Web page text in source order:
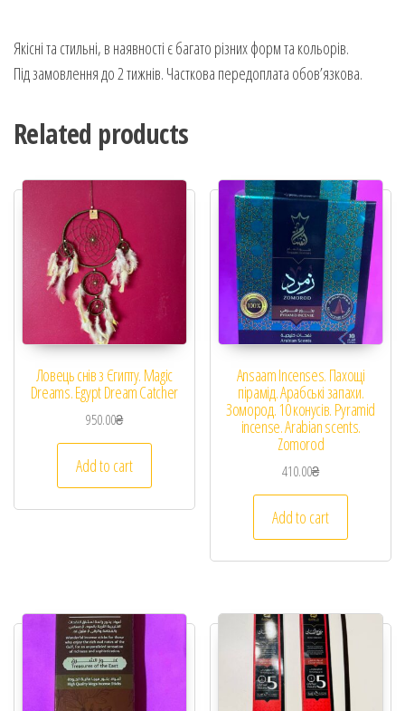
Якісні та стильні, в наявності є багато різних форм та кольорів.
Під замовлення до 2 тижнів. Часткова передоплата обов’язкова.
Related products
Ловець снів з Єгипту. Magic
Dreams. Egypt Dream Catcher
950.00₴
Add to cart
Ansaam Incenses. Пахощі
пірамід. Арабські запахи.
Зомород. 10 конусів. Pyramid
incense. Arabian scents.
Zomorod
410.00₴
Add to cart